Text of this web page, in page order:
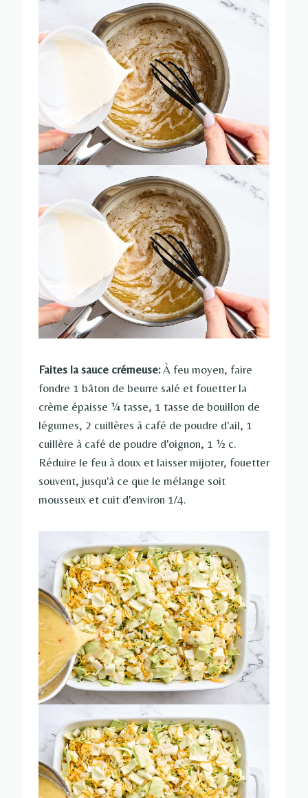
Faites la sauce crémeuse:À feu moyen, faire
fondre 1 bâton de beurre salé et fouetter la
crème épaisse ¼ tasse, 1 tasse de bouillon de
légumes, 2 cuillères à café de poudre d'ail, 1
cuillère à café de poudre d'oignon, 1 ½ c.
Réduire le feu à doux et laisser mijoter, fouetter
souvent, jusqu'à ce que le mélange soit
mousseux et cuit d'environ 1/4.